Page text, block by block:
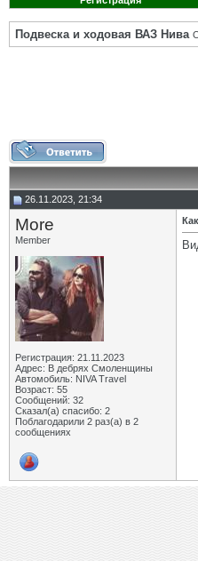
Подвеска и ходовая ВАЗ Нива
26.11.2023, 21:34
More
Member
Регистрация: 21.11.2023
Адрес: В дебрях Смоленщины
Автомобиль: NIVA Travel
Возраст: 55
Сообщений: 32
Сказал(а) спасибо: 2
Поблагодарили 2 раз(а) в 2
сообщениях